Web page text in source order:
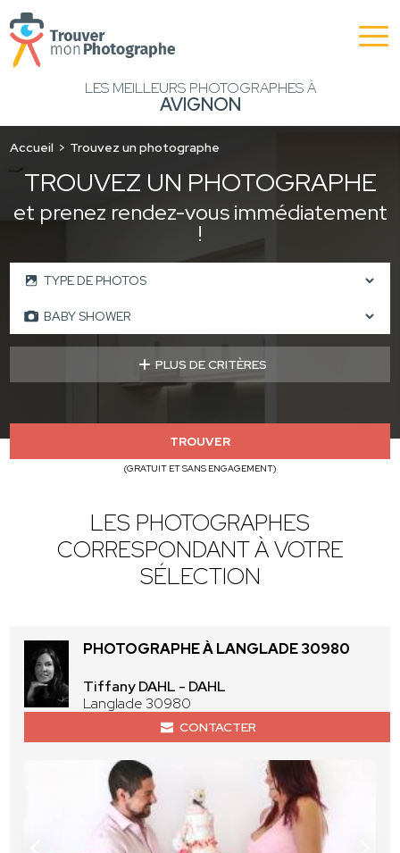
LES MEILLEURS PHOTOGRAPHES À
AVIGNON
Accueil Trouvez un photographe
TROUVEZ UN PHOTOGRAPHE
et prenez rendez-vous immédiatement
!
PLUS DE CRITÈRES
TROUVER
(GRATUIT ET SANS ENGAGEMENT)
LES PHOTOGRAPHES
CORRESPONDANT À VOTRE
SÉLECTION
PHOTOGRAPHE À LANGLADE 30980
Tiffany DAHL - DAHL
Langlade 30980
CONTACTER